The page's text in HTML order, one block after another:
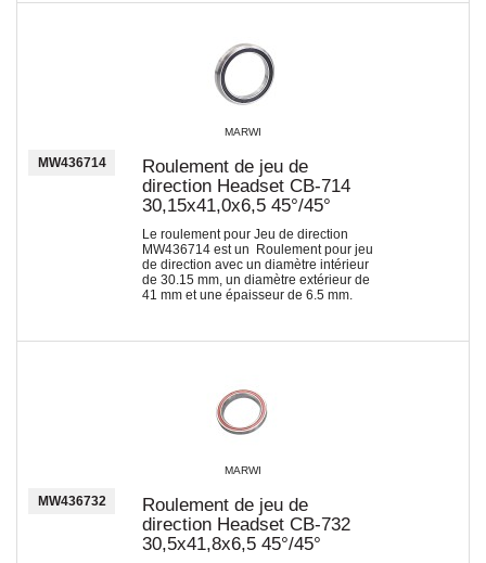
MARWI
MW436714
Roulement de jeu de
direction Headset CB-714
30,15x41,0x6,5 45°/45°
Le roulement pour Jeu de direction
MW436714 est un Roulement pour jeu
de direction avec un diamètre intérieur
de 30.15 mm, un diamètre extérieur de
41 mm et une épaisseur de 6.5 mm.
MARWI
MW436732
Roulement de jeu de
direction Headset CB-732
30,5x41,8x6,5 45°/45°